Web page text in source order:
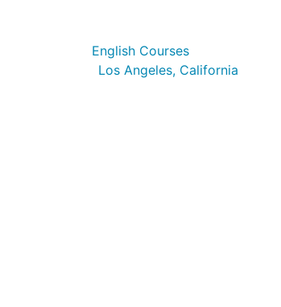
English Courses
Los Angeles, California